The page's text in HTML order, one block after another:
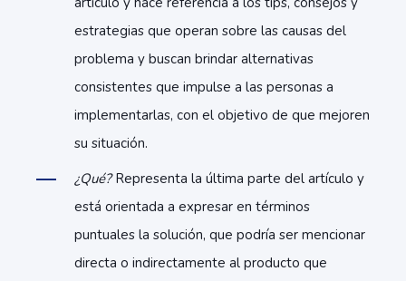
estrategias que operan sobre las causas del
problema y buscan brindar alternativas
consistentes que impulse a las personas a
implementarlas, con el objetivo de que mejoren
su situación.
¿Qué?Representa la última parte del artículo y
está orientada a expresar en términos
puntuales la solución, que podría ser mencionar
directa o indirectamente al producto que